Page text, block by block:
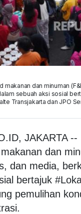
makanan dan minuman
sebuah aksi sosial
Transjakarta dan JPO
JAKARTA --
dan
dan media,
bertajuk
pemulihan